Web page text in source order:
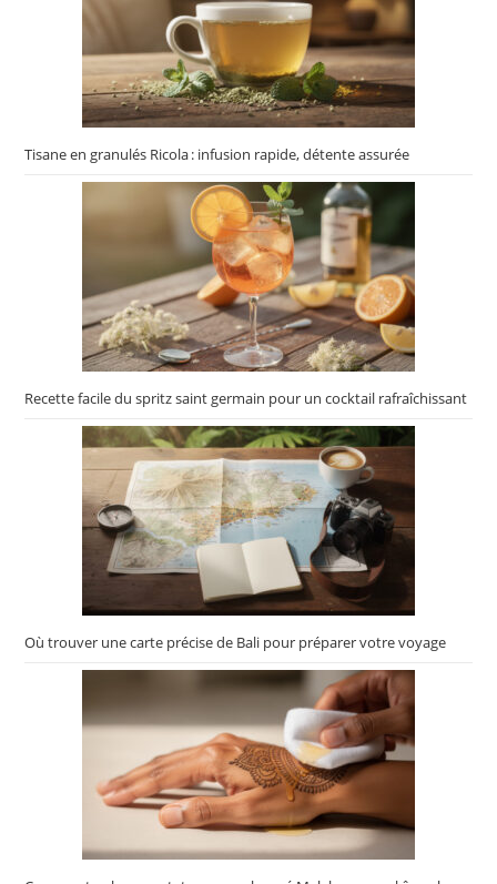
Tisane en granulés Ricola : infusion rapide, détente assurée
Recette facile du spritz saint germain pour un cocktail rafraîchissant
Où trouver une carte précise de Bali pour préparer votre voyage